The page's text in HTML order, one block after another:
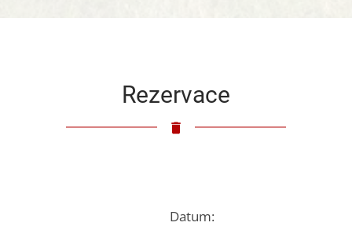
Rezervace
Datum: